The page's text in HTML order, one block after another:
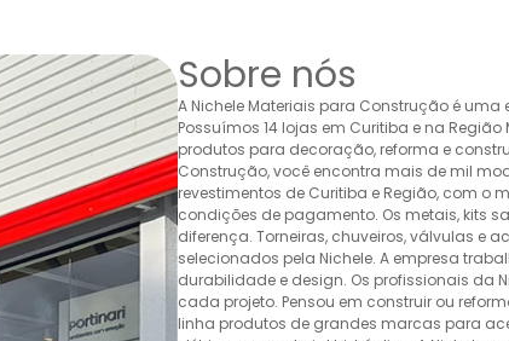
Sobre nós
A Nichele Materiais para Construção é
Possuímos 14 lojas em Curitiba e na
produtos para decoração, reforma e
Construção, você encontra mais de mil
revestimentos de Curitiba e Região, com o
condições de pagamento. Os metais, kits
diferença. Torneiras, chuveiros, válvulas e
selecionados pela Nichele. A empresa
durabilidade e design. Os profissionais da
cada projeto. Pensou em construir ou
linha produtos de grandes marcas para